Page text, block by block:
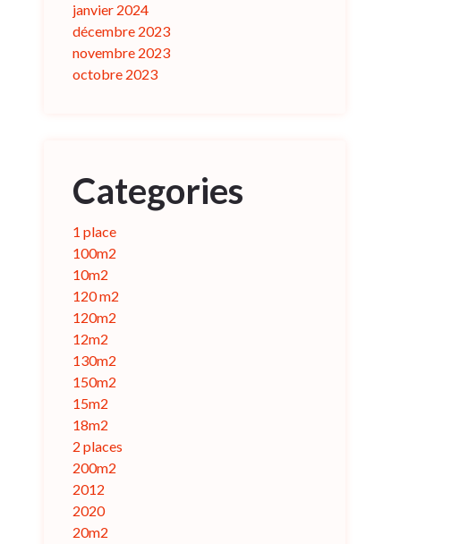
janvier 2024
décembre 2023
novembre 2023
octobre 2023
Categories
1 place
100m2
10m2
120 m2
120m2
12m2
130m2
150m2
15m2
18m2
2 places
200m2
2012
2020
20m2